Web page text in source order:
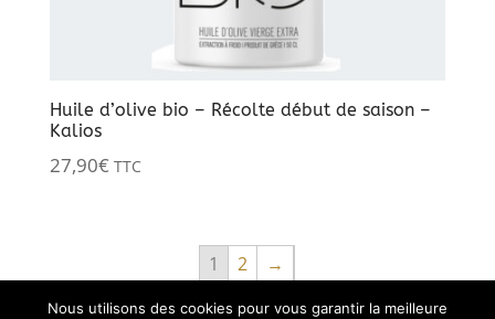
Huile d’olive bio – Récolte début de saison –
Kalios
27,90€ TTC
1 2 →
Nous utilisons des cookies pour vous garantir la meilleure